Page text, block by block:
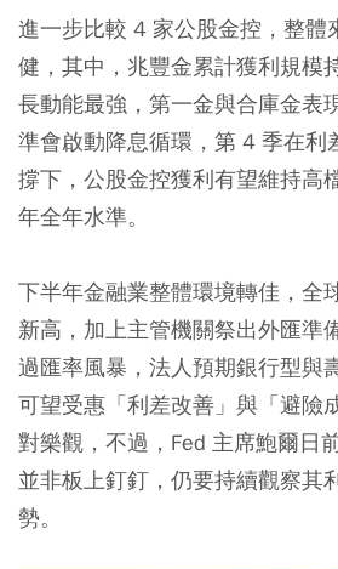
進一步比較 4 家公股金控，整體
健，其中，兆豐金累計獲利規模
長動能最強，第一金與合庫金表
準會啟動降息循環，第 4 季在利
撐下，公股金控獲利有望維持高
年全年水準。
下半年金融業整體環境轉佳，全
新高，加上主管機關祭出外匯準
過匯率風暴，法人預期銀行型與
可望受惠「利差改善」與「避險
對樂觀，不過，Fed 主席鮑爾日
並非板上釘釘，仍要持續觀察其
勢。